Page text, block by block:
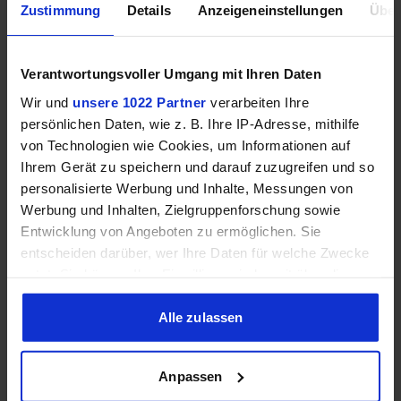
Zustimmung Details Anzeigeneinstellungen
Verantwortungsvoller Umgang mit Ihren Daten
Wir und unsere 1022 Partner verarbeiten Ihre
persönlichen Daten, wie z. B. Ihre IP-Adresse, mithilfe
von Technologien wie Cookies, um Informationen auf
Ihrem Gerät zu speichern und darauf zuzugreifen und so
personalisierte Werbung und Inhalte, Messungen von
Werbung und Inhalten, Zielgruppenforschung sowie
Entwicklung von Angeboten zu ermöglichen. Sie
entscheiden darüber, wer Ihre Daten für welche Zwecke
Cookie-Erklärung oder durch Klicken auf das Privacy
Trigger Symbol ändern oder widerrufen
Informationen über Ihre geografische Lage erfassen,
Alle zulassen
Anpassen
Auflösung
Settings
Serien wählen
Spiele wählen
Average
1% Low
Keine Ergebnisse für die gewählte Kombination